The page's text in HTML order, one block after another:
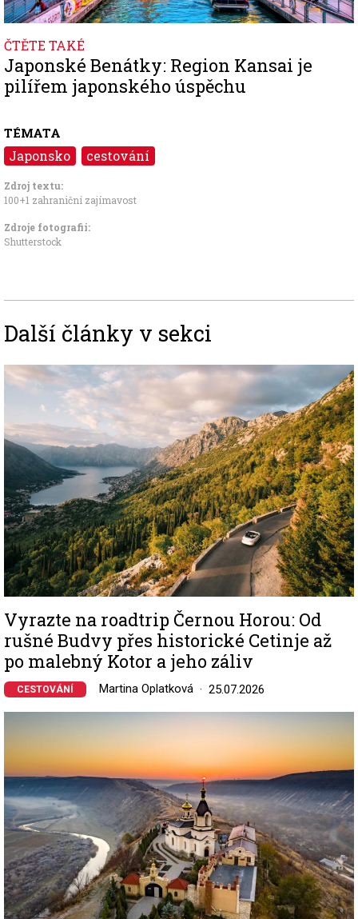
ČTĚTE TAKÉ
Japonské Benátky: Region Kansai je
pilířem japonského úspěchu
TÉMATA
Japonsko cestování
Zdroj textu:
100+1 zahraniční zajímavost
Zdroje fotografii:
Shutterstock
Další články v sekci
Image
Vyrazte na roadtrip Černou Horou: Od
rušné Budvy přes historické Cetinje až
po malebný Kotor a jeho záliv
CESTOVÁNÍ Martina Oplatková 25.07.2026